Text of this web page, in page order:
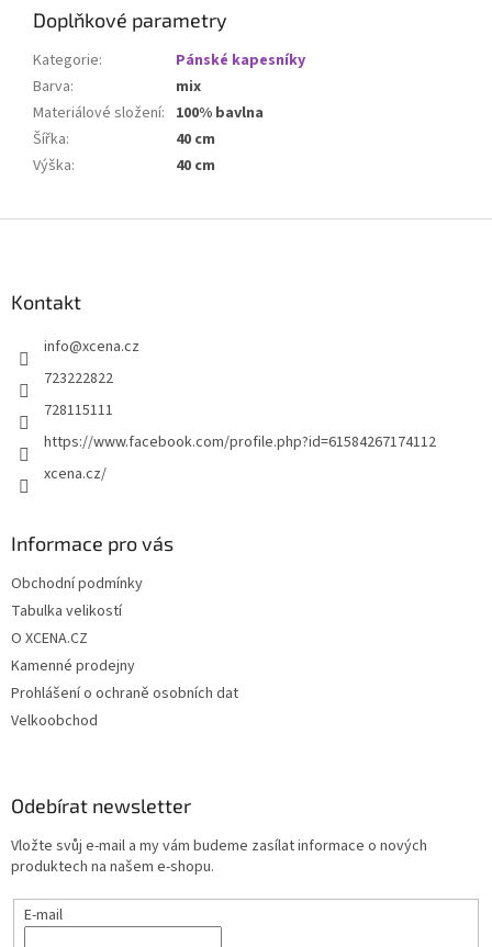
Doplňkové parametry
Kategorie:
Pánské kapesníky
Barva:
mix
Materiálové složení: 100% bavlna
Šířka:
40 cm
Výška: 40 cm
Kontakt
info@xcena.cz
723222822
728115111
https://www.facebook.com/profile.php?id=61584267174112
xcena.cz/
Informace pro vás
Obchodní podmínky
Tabulka velikostí
O XCENA.CZ
Kamenné prodejny
Prohlášení o ochraně osobních dat
Velkoobchod
Odebírat newsletter
Vložte svůj e-mail a my vám budeme zasílat informace o nových
produktech na našem e-shopu.
E-mail